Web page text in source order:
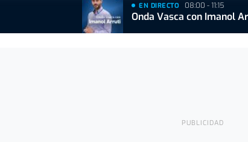
EN DIRECTO 08:00 - 11:15
Onda Vasca con Imanol